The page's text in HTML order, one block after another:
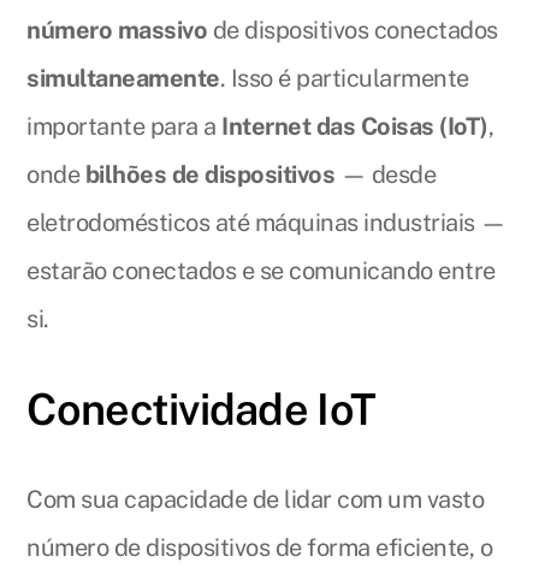
número massivo de dispositivos conectados
simultaneamente. Isso é particularmente
importante para a Internet das Coisas (IoT),
onde bilhões de dispositivos — desde
eletrodomésticos até máquinas industriais —
estarão conectados e se comunicando entre
si.
Conectividade IoT
Com sua capacidade de lidar com um vasto
número de dispositivos de forma eficiente, o